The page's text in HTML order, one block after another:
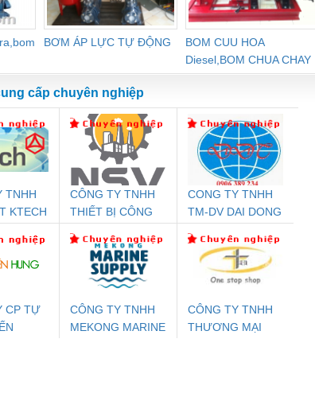
BƠM ÁP LỰC TỰ ĐỘNG
BOM CUU HOA
Diesel,BOM CHUA CHAY
Rơ Le An Toàn
Phoenix Contact
PSR-SCP-
24UC/ESL4/3X1/1X2/B
- 2981059
Mô-đun Ắc Quy UPS
Bộ Lặp Tín Hiệu
PROFIBUS Phoenix
Contact PSI-REP-
PROFIBUS/12MB -
2708863
Rơ Le An Toàn
Bộ
1K5
cấp chuyên nghiệp
TNHH
KTECH
CÔNG TY TNHH
THIẾT BỊ CÔNG
SETSUBI VIỆT
NAM
CONG TY TNHH
TM-DV DAI DONG
CP TỰ
CÔNG TY TNHH
MEKONG MARINE
CÔNG TY TNHH
THƯƠNG MẠI